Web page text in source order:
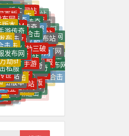
击
合击
奇布网
版本
击传奇网站
服单职业
职业传奇网站
奇
页版
手游
古版合击
奇SF999
魔劫传奇手游
幻西游超级连击
途
布网
传奇
影传奇
劫连击传奇
击传奇连击
传奇sf万劫连击
内功连击传奇私服
新开传奇连击私服
版本
1.80
击2024
65535传奇
中变传世私服
超变连击传奇
80星王合击网站
英雄合击传奇发布网
最新1.76合击
传奇176网页游戏
奇
游传奇
高爆版
奇官网
击1.76合击
劫连击2024
刺影合击发布站
神龙合击发布网
新开合击版本
龙王万劫三破连击
1.95连击
布
连击
冰雪67
烈焰私服
奇合击私服
中变传奇
传奇世界SF
合击SF最新发布网
连击万劫传奇独家万劫三破
古焰传奇
万劫合击
击
连击
单职业
独家万劫三破
3破万劫连击
击sf倍攻发布网
万劫连击纯微端
倍功万劫连击
神龙万劫三破传奇
光明黑暗万劫传奇
195神龙刺影合击手游
传奇万劫连击私服网
网站
发布网
击传奇
连击传奇
连击发布站
英雄2私服
新英雄合击私服
传奇万劫连击发布网
176传奇
单职业迷失
华夏万劫连击
刺影万劫连击
英雄合击私服
网
劫sf
传奇
击传奇手游
内功连击传奇
连击合击传奇
1.95传奇神龙
万劫连击手游
彩变态英雄连击合击
三破传奇合击版
万劫神途
大复古内功合击
连击传奇手游
私服
变
1.95
态单职业
神龙万劫连
新开合击
最新开传奇
倚天万劫连击
新开传世
万劫冰雪传奇
刚开一秒
连击版本
奇
世
网站
本合击
传奇超变
传奇无英雄版
私服发布网
连击sf发布网
奇连击版本
传奇180合击
奇无英雄
合击传奇
击
站
网
击版本
本发布站
天辟地传奇
万劫版本
耀万劫连击
奇页游
刺影
世
奇
职业
传奇
新开
传奇
击
击
古
奇